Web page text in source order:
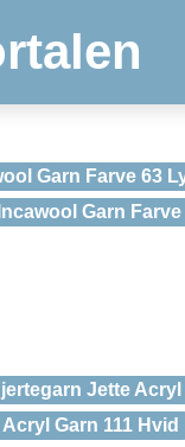
Garn Farve 63
Garn Farve
Jette
Garn 111 Hvid